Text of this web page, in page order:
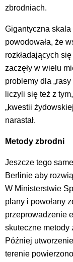
zbrodniach.
Gigantyczna
powodowała, że
rozkładających
zaczęły w wielu
problemy dla
liczyli się też z
„kwestii
narastał.
Metody zbrodni
Jeszcze tego
Berlinie aby
W Ministerstwie
plany i powołany
przeprowadzenie
skuteczne metody
Później
terenie